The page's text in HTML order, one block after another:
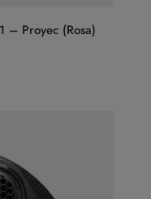
– Proyec (Rosa)